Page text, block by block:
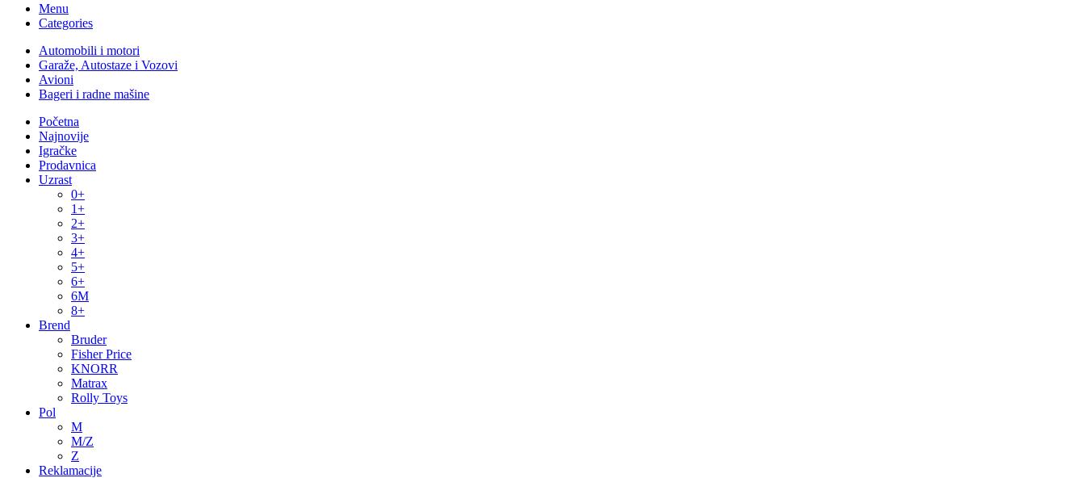
Menu
Categories
Automobili i motori
Garaže, Autostaze i Vozovi
Avioni
Bageri i radne mašine
Početna
Najnovije
Igračke
Prodavnica
Uzrast
0+
1+
2+
3+
4+
5+
6+
6M
8+
Brend
Bruder
Fisher Price
KNORR
Matrax
Rolly Toys
Pol
M
M/Z
Z
Reklamacije